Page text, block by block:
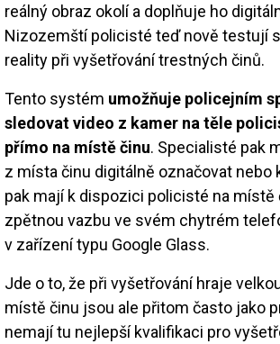
reálný obraz okolí a doplňuje ho
Nizozemští policisté teď nově testují
reality při vyšetřování trestných činů.
Tento systém umožňuje policejním
sledovat video z kamer na těle
přímo na místě činu. Specialisté pak
z místa činu digitálně označovat nebo
pak mají k dispozici policisté na místě
zpětnou vazbu ve svém chytrém
v zařízení typu Google Glass.
Jde o to, že při vyšetřování hraje
místě činu jsou ale přitom často jako
nemají tu nejlepší kvalifikaci pro